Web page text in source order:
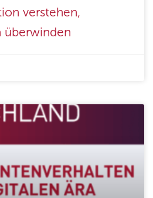
verstehen,
überwinden